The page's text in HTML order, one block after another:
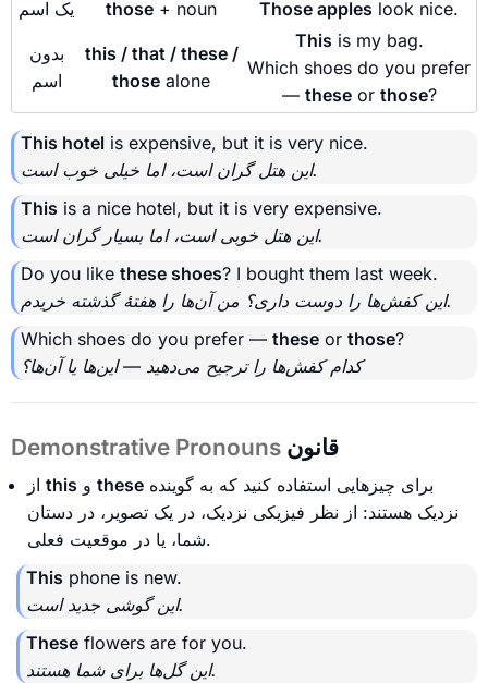
یک اسم
those + noun
Those apples look nice.
بدون
اسم
this / that / these /
those alone
This is my bag.
Which shoes do you prefer
— theseor those?
This hotel is expensive, but it is very nice.
این هتل گران است، اما خیلی خوب است.
This is a nice hotel, but it is very expensive.
این هتل خوبی است، اما بسیار گران است.
Do you like these shoes? I bought them last week.
این کفش‌ها را دوست داری؟ من آن‌ها را هفتهٔ گذشته خریدم.
Which shoes do you prefer — these or those?
کدام کفش‌ها را ترجیح می‌دهید — این‌ها یا آن‌ها؟
Demonstrative Pronouns قانون
this these
نزدیک هستند: از نظر فیزیکی نزدیک، در یک تصویر، در دستان
شما، یا در موقعیت فعلی.
This phone is new.
این گوشی جدید است.
These flowers are for you.
این گل‌ها برای شما هستند.